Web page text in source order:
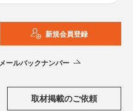
新規会員登録
メールバックナンバー
取材掲載のご依頼